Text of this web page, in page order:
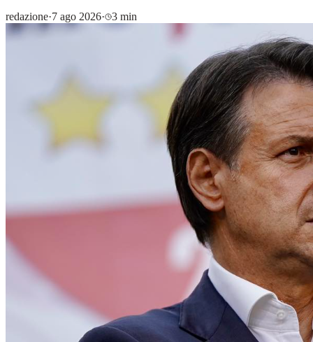
redazione·7 ago 2026· 3 min